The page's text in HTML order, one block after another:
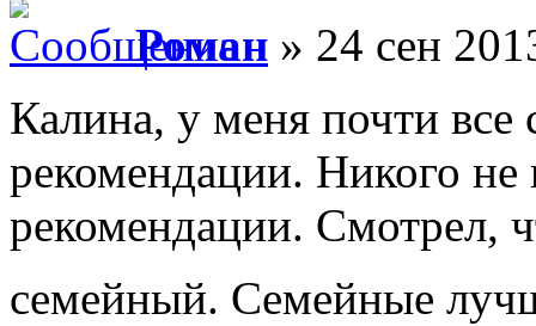
Роман » 24 сен
Калина, у меня почти все
рекомендации. Никого не
рекомендации. Смотрел,
семейный. Семейные